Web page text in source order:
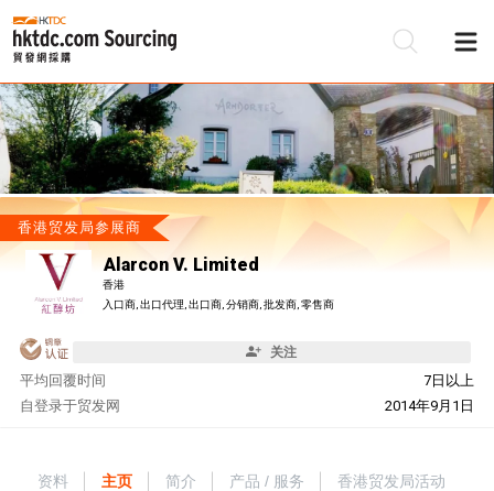
香港贸发局参展商
Alarcon V. Limited
香港
入口商, 出口代理, 出口商, 分销商, 批发商, 零售商
关注
平均回覆时间
7日以上
自
2014年9月1日
登录于贸发网
资料 主页 简介 产品 / 服务 香港贸发局活动